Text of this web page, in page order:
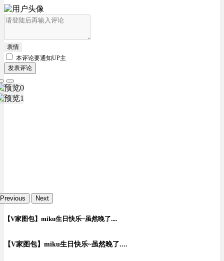
表情
本评论要通知UP主
发表评论
Previous Next
【V家图包】miku生日快乐~虽然晚了....
【V家图包】miku生日快乐~虽然晚了....